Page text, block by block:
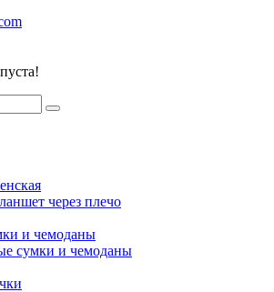
через плечо
и чемоданы
сумки и чемоданы